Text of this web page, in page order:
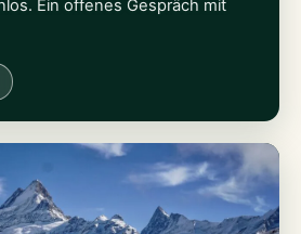
Ein offenes Gespräch mit